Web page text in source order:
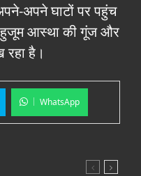
अपने घाटों पर पहुंच
हुजूम आस्था की गूंज और
रहा है।
WhatsApp